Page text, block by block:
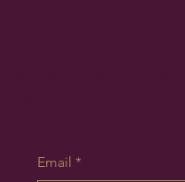
Email *